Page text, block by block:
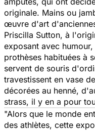
originale. Mains ou
œuvre d'art
Priscilla Sutton, à
exposant avec
prothèses habituées à
servent de souris
travestissent en vase
décorées au henné,
strass, il y en a pour
"Alors que le monde
des athlètes, cette